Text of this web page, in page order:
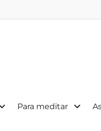
Para meditar